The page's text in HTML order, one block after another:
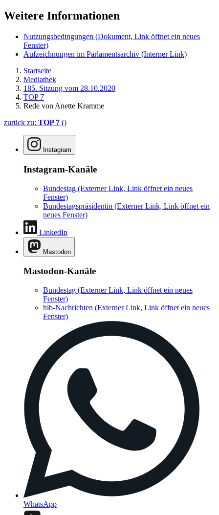
Weitere Informationen
Nutzungsbedingungen (Dokument, Link öffnet ein neues
Fenster)
Aufzeichnungen im Parlamentsarchiv (Interner Link)
Startseite
Mediathek
185. Sitzung vom 28.10.2020
TOP 7
Rede von Anette Kramme
zurück zu: TOP 7 ()
Instagram
Instagram-Kanäle
Bundestag (Externer Link, Link öffnet ein neues
Fenster)
Bundestagspräsidentin (Externer Link, Link öffnet ein
neues Fenster)
LinkedIn
Mastodon
Mastodon-Kanäle
Bundestag (Externer Link, Link öffnet ein neues
Fenster)
hib-Nachrichten (Externer Link, Link öffnet ein neues
Fenster)
WhatsApp